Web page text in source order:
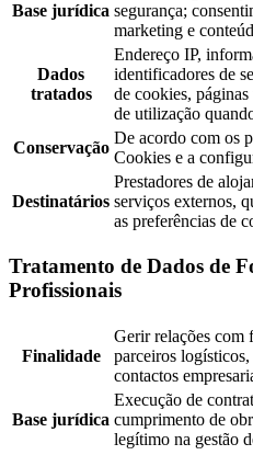
Base jurídica segurança;
marketing e
Dados
tratados
Endereço IP,
identificadores de
de cookies,
de utilização
Conservação
De acordo com os
Cookies e a
Destinatários
Prestadores de
serviços externos,
as preferências de
Tratamento de Dados de
Profissionais
Finalidade
Gerir relações com
parceiros
contactos
Base jurídica
Execução de
cumprimento de
legítimo na gestão